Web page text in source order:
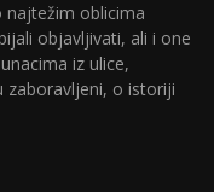
najtežim oblicima
objavljivati, ali i one
iz ulice,
zaboravljeni, o istoriji